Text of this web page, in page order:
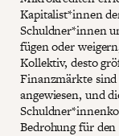
Kapitalist*innen
Schuldner*innen
fügen oder
Kollektiv, desto
Finanzmärkte sind
angewiesen, und
Bedrohung für